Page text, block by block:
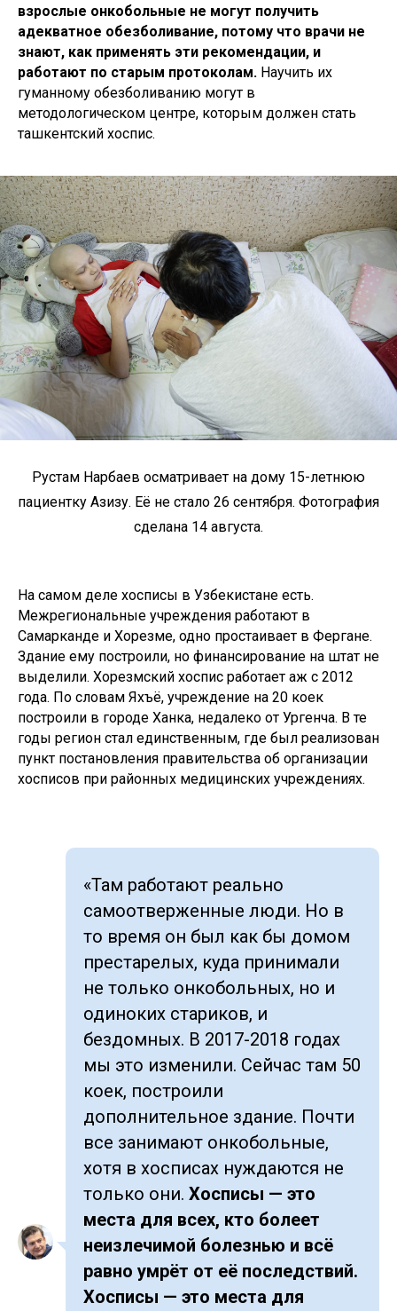
взрослые онкобольные не могут получить
адекватное обезболивание, потому что врачи не
знают, как применять эти рекомендации, и
работают по старым протоколам. Научить их
гуманному обезболиванию могут в
методологическом центре, которым должен стать
ташкентский хоспис.
Рустам Нарбаев осматривает на дому 15-летнюю
пациентку Азизу. Её не стало 26 сентября. Фотография
сделана 14 августа.
На самом деле хосписы в Узбекистане есть.
Межрегиональные учреждения работают в
Самарканде и Хорезме, одно простаивает в Фергане.
Здание ему построили, но финансирование на штат не
выделили. Хорезмский хоспис работает аж с 2012
года. По словам Яхъё, учреждение на 20 коек
построили в городе Ханка, недалеко от Ургенча. В те
годы регион стал единственным, где был реализован
пункт постановления правительства об организации
хосписов при районных медицинских учреждениях.
«Там работают реально
самоотверженные люди. Но в
то время он был как бы домом
престарелых, куда принимали
не только онкобольных, но и
одиноких стариков, и
бездомных. В 2017-2018 годах
мы это изменили. Сейчас там 50
коек, построили
дополнительное здание. Почти
все занимают онкобольные,
хотя в хосписах нуждаются не
только они. Хосписы — это
места для всех, кто болеет
неизлечимой болезнью и всё
равно умрёт от её последствий.
Хосписы — это места для